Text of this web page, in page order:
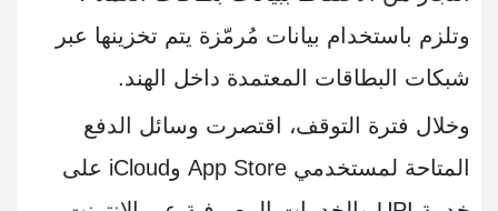
وتلزم باستخدام بيانات مُرمّزة يتم تخزينها عبر
شبكات البطاقات المعتمدة داخل الهند.
وخلال فترة التوقف، اقتصرت وسائل الدفع
المتاحة لمستخدمي App Store وiCloud على